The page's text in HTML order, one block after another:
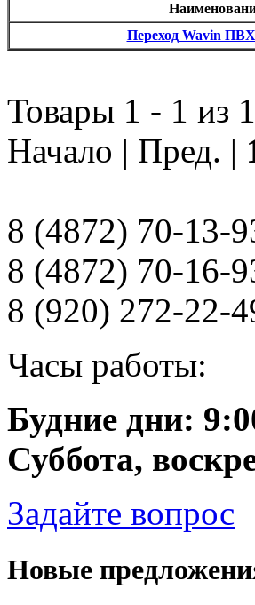
Переход Wavin ПВХ
Товары 1 - 1 из 1
Начало | Пред. |
8 (4872) 70-13-
8 (4872) 70-16-
8 (920) 272-22-
Часы работы:
Будние дни:
Суббота,
Задайте вопрос
Новые